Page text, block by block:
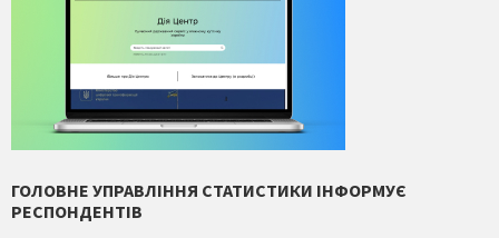
ГОЛОВНЕ УПРАВЛІННЯ СТАТИСТИКИ ІНФОРМУЄ
РЕСПОНДЕНТІВ